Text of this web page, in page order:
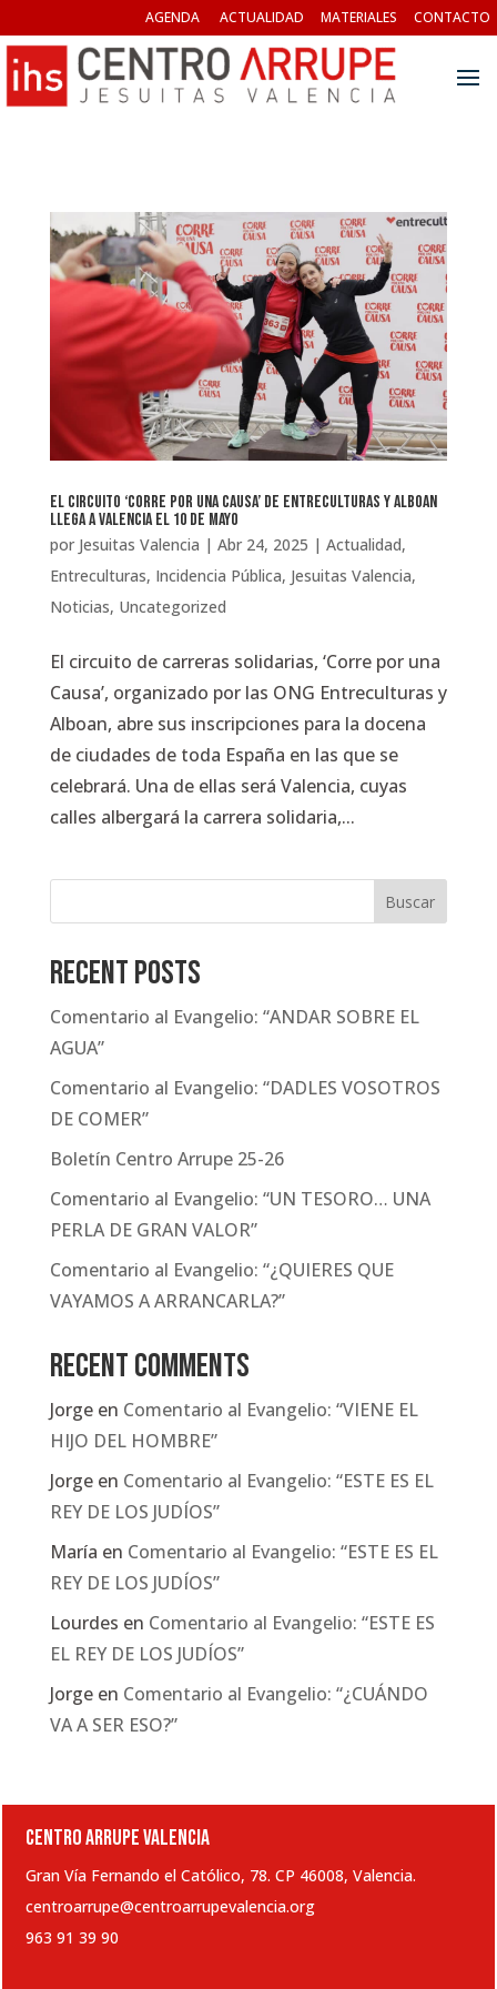
AGENDA ACTUALIDAD MATERIALES CONTACTO
El circuito ‘Corre por una Causa’ de Entreculturas y Alboan
llega a Valencia el 10 de mayo
por Jesuitas Valencia | Abr 24, 2025 | Actualidad,
Entreculturas, Incidencia Pública, Jesuitas Valencia,
Noticias, Uncategorized
El circuito de carreras solidarias, ‘Corre por una
Causa’, organizado por las ONG Entreculturas y
Alboan, abre sus inscripciones para la docena
de ciudades de toda España en las que se
celebrará. Una de ellas será Valencia, cuyas
calles albergará la carrera solidaria,...
Buscar
Recent Posts
Comentario al Evangelio: “ANDAR SOBRE EL
AGUA”
Comentario al Evangelio: “DADLES VOSOTROS
DE COMER”
Boletín Centro Arrupe 25-26
Comentario al Evangelio: “UN TESORO… UNA
PERLA DE GRAN VALOR”
Comentario al Evangelio: “¿QUIERES QUE
VAYAMOS A ARRANCARLA?”
Recent Comments
Jorgeen Comentario al Evangelio: “VIENE EL
HIJO DEL HOMBRE”
Jorgeen Comentario al Evangelio: “ESTE ES EL
REY DE LOS JUDÍOS”
María en Comentario al Evangelio: “ESTE ES EL
REY DE LOS JUDÍOS”
Lourdes en Comentario al Evangelio: “ESTE ES
EL REY DE LOS JUDÍOS”
Jorgeen Comentario al Evangelio: “¿CUÁNDO
VA A SER ESO?”
CENTRO ARRUPE VALENCIA
Gran Vía Fernando el Católico, 78. CP 46008, Valencia.
centroarrupe@centroarrupevalencia.org
963 91 39 90